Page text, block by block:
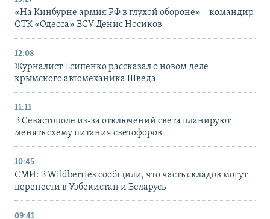
«На Кинбурне армия РФ в глухой обороне» – командир
ОТК «Одесса» ВСУ Денис Носиков
12:08
Журналист Есипенко рассказал о новом деле
крымского автомеханика Шведа
11:11
В Севастополе из-за отключений света планируют
менять схему питания светофоров
10:45
СМИ: В Wildberries сообщили, что часть складов могут
перенести в Узбекистан и Беларусь
09:41